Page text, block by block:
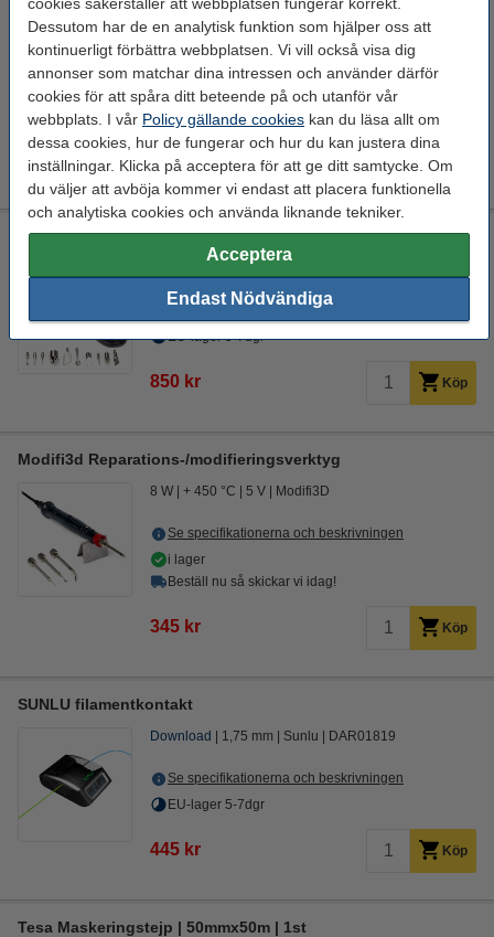
Dessutom har de en analytisk funktion som hjälper oss att
kontinuerligt förbättra webbplatsen. Vi vill också visa dig
annonser som matchar dina intressen och använder därför
cookies för att spåra ditt beteende på och utanför vår
webbplats. I vår Policy gällande cookies kan du läsa allt om
dessa cookies, hur de fungerar och hur du kan justera dina
inställningar. Klicka på acceptera för att ge ditt samtycke. Om
du väljer att avböja kommer vi endast att placera funktionella
och analytiska cookies och använda liknande tekniker.
Acceptera
Endast Nödvändiga
eSun eVacuum kit Pro
32 x 32 x 102 mm (LxBxH) 5 V eSun 0,075 kg
Se specifikationerna och beskrivningen
EU-lager 5-7dgr
220 kr Köp
Modifi3d Pro reparations-/modifieringsverktyg
+ 450 °C
Se specifikationerna och beskrivningen
EU-lager 5-7dgr
850 kr Köp
Modifi3d Reparations-/modifieringsverktyg
8 W + 450 °C 5 V Modifi3D
Se specifikationerna och beskrivningen
i lager
Beställ nu så skickar vi idag!
345 kr Köp
SUNLU filamentkontakt
Download 1,75 mm Sunlu DAR01819
Se specifikationerna och beskrivningen
EU-lager 5-7dgr
445 kr Köp
Tesa Maskeringstejp | 50mmx50m | 1st